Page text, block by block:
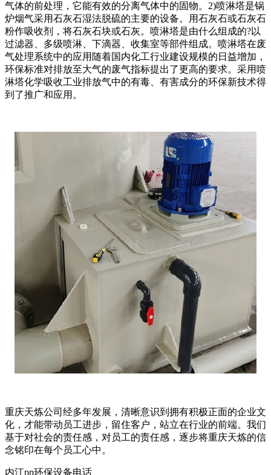
气体的前处理，它能有效的分离气体中的固物。2)喷淋塔是锅
炉烟气采用石灰石湿法脱硫的主要的设备。用石灰石或石灰石
粉作吸收剂，将石灰石块或石灰。喷淋塔是由什么组成的?以
过滤器、多级喷淋、下滴器、收集室等部件组成。喷淋塔在废
气处理系统中的应用随着国内化工行业建设规模的日益增加，
环保标准对排放至大气的废气指标提出了更高的要求。采用喷
淋塔化学吸收工业排放气中的有毒、有害成分的环保新技术得
到了推广和应用。
重庆天炼公司经多年发展，清晰意识到拥有积极正面的企业文
化，才能带动员工进步，留住客户，站立在行业的前端。我们
基于对社会的责任感，对员工的责任感，逐步将重庆天炼的信
念铭印在每个员工心中。
内江pp环保设备电话